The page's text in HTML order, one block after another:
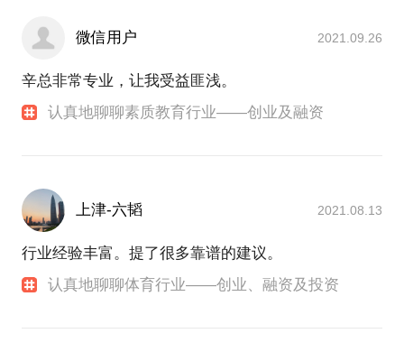
微信用户 2021.09.26
辛总非常专业，让我受益匪浅。
认真地聊聊素质教育行业——创业及融资
上津-六韬 2021.08.13
行业经验丰富。提了很多靠谱的建议。
认真地聊聊体育行业——创业、融资及投资